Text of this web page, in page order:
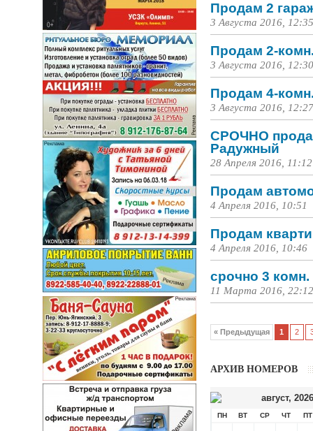
Продам 2
3 Августа 2016, 12:35
Продам 2-
3 Августа 2016, 12:30
Продам 4-
3 Августа 2016, 12:27
СРОЧНО
Радужный
28 Апреля 2016, 11:12
Продам
4 Апреля 2016, 10:51
Продам
4 Апреля 2016, 10:46
срочно 3
11 Марта 2016, 22:12
« Предыдущая 1 2
АРХИВ НОМЕРОВ
август, 2026
ПН ВТ СР ЧТ ПТ